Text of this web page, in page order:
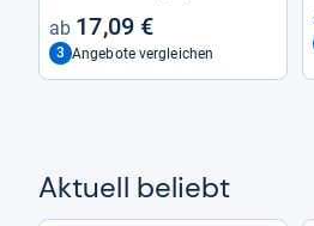
17,09 €
3 Angebote vergleichen
Aktu­ell beliebt